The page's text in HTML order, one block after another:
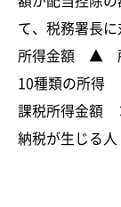
て、税務署長
所得金額 ▲
10種類の所得
課税所得金
納税が生じる人